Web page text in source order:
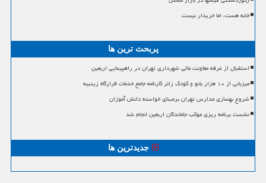
خانه هست، اما خریدار نیست
پربحث ترین ها
استقبال از غرفه معاونت مالی شهرداری تهران در راهپیمایی اربعین
میزبانی از ۱۰ هزار بانو و کودک زائر کارنامه جامع خدمات قرارگاه زینبیه
شروع بهسازی مدارس تهران برمبنای خواسته دانش آموزان
نشست برنامه ریزی موکب جاماندگان اربعین انجام شد
جدیدترین ها